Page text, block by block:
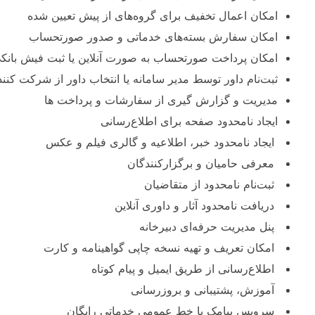
امکان اعمال تخفیف برای گروه‌های از پیش تعیین شده
امکان سفارش بسته‌های خدماتی و صدور صورتحساب
امکان پرداخت صورتحساب به صورت آنلاین یا ثبت فیش
ثبت‌نام داور توسط مدیر سامانه یا انتخاب داور از شرکت
مدیریت و گزارش گیری از سفارشات و پرداخت ها
ايجاد نامحدود صفحه برای اطلاع‌رسانی
ايجاد نامحدود خبر، اطلاعيه و گالری فيلم و عکس
معرفی حاميان و برگزارکنندگان
ثبت‌نام نامحدود از متقاضيان
دريافت نامحدود آثار و داوری آنلاين
پنل مديريت حرفه‌ای دبيرخانه
امکان تعريف و تهيه نسخه چاپی گواهينامه و کارت
اطلاع‌رسانی از طریق ايميل و پیام کوتاه
آموزش، پشتيبانی و بروزرسانی
سرویس پیامک با خط عمومی خدماتی رایگان